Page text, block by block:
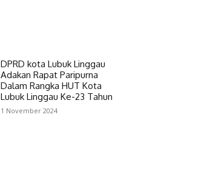
DPRD kota Lubuk Linggau
Adakan Rapat Paripurna
Dalam Rangka HUT Kota
Lubuk Linggau Ke-23 Tahun
1 November 2024